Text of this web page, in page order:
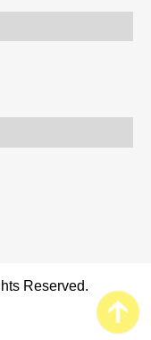
Reserved.